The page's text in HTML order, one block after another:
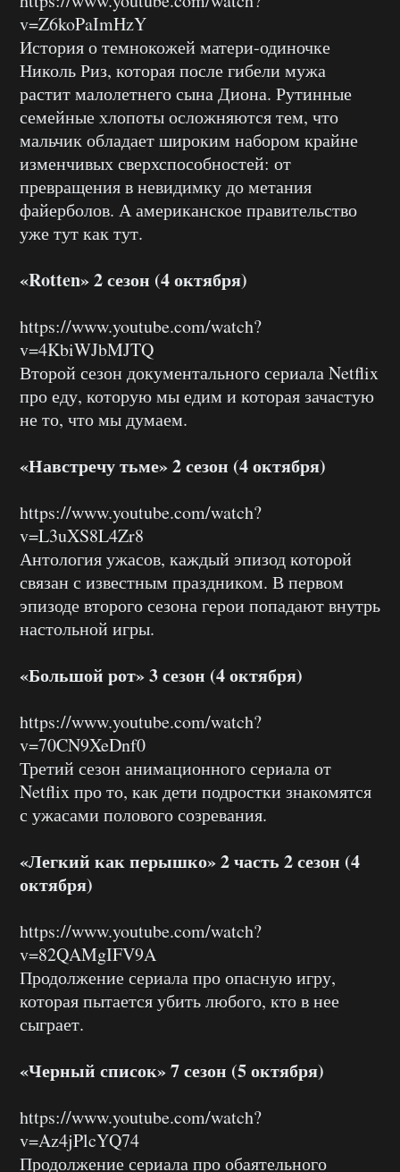
v=Z6koPaImHzY
История о темнокожей матери-одиночке
Николь Риз, которая после гибели мужа
растит малолетнего сына Диона. Рутинные
семейные хлопоты осложняются тем, что
мальчик обладает широким набором крайне
изменчивых сверхспособностей: от
превращения в невидимку до метания
файерболов. А американское правительство
уже тут как тут.
«Rotten» 2 сезон (4 октября)
https://www.youtube.com/watch?
v=4KbiWJbMJTQ
Второй сезон документального сериала Netflix
про еду, которую мы едим и которая зачастую
не то, что мы думаем.
«Навстречу тьме» 2 сезон (4 октября)
https://www.youtube.com/watch?
v=L3uXS8L4Zr8
Антология ужасов, каждый эпизод которой
связан с известным праздником. В первом
эпизоде второго сезона герои попадают внутрь
настольной игры.
«Большой рот» 3 сезон (4 октября)
https://www.youtube.com/watch?
v=70CN9XeDnf0
Третий сезон анимационного сериала от
Netflix про то, как дети подростки знакомятся
с ужасами полового созревания.
«Легкий как перышко» 2 часть 2 сезон (4
октября)
https://www.youtube.com/watch?
v=82QAMgIFV9A
Продолжение сериала про опасную игру,
которая пытается убить любого, кто в нее
сыграет.
«Черный список» 7 сезон (5 октября)
https://www.youtube.com/watch?
v=Az4jPlcYQ74
Продолжение сериала про обаятельного